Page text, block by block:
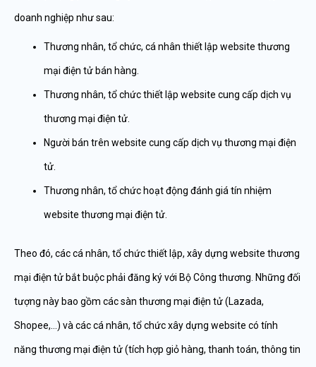
doanh nghiệp như sau:
Thương nhân, tổ chức, cá nhân thiết lập website thương
mại điện tử bán hàng.
Thương nhân, tổ chức thiết lập website cung cấp dịch vụ
thương mại điện tử.
Người bán trên website cung cấp dịch vụ thương mại điện
tử.
Thương nhân, tổ chức hoạt động đánh giá tín nhiệm
website thương mại điện tử.
Theo đó, các cá nhân, tổ chức thiết lập, xây dựng website thương
mại điện tử bắt buộc phải đăng ký với Bộ Công thương. Những đối
tượng này bao gồm các sàn thương mại điện tử (Lazada,
Shopee,…) và các cá nhân, tổ chức xây dựng website có tính
năng thương mại điện tử (tích hợp giỏ hàng, thanh toán, thông tin